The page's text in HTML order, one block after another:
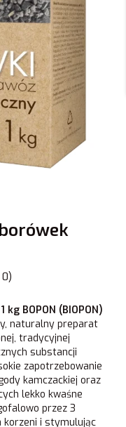
BOPON (BIOPON)
naturalny preparat
tradycyjnej
substancji
zapotrzebowanie
kamczackiej oraz
lekko kwaśne
przez 3
korzeni i stymulując